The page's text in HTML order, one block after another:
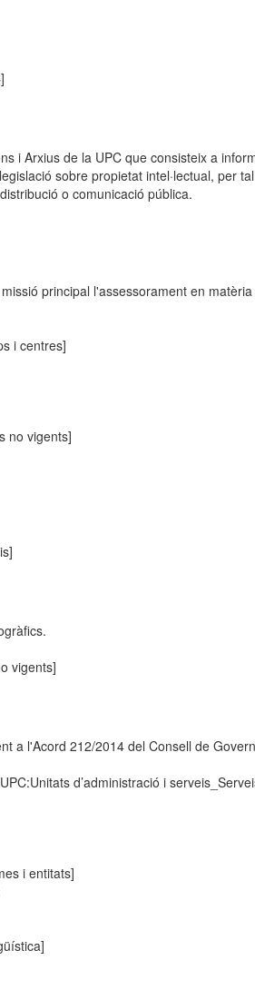
i Arxius de la UPC que consisteix a
sobre propietat intel·lectual, per
o comunicació pública.
principal l'assessorament en
i centres]
no vigents]
vigents]
a l'Acord 212/2014 del Consell de
d’administració i
i entitats]